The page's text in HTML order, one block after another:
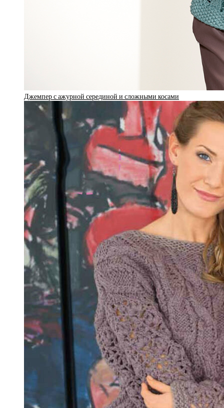
Джемпер с ажурной серединой и сложными косами